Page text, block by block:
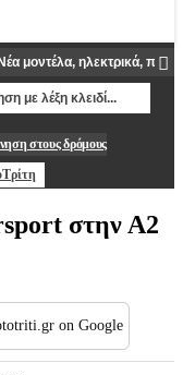
στους δρόμους
στην Α2
on Google